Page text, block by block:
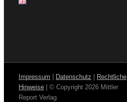
Impressum Datenschutz
Rechtliche
Hinweise | © Copyright 2026 Mittler
Report Verlag